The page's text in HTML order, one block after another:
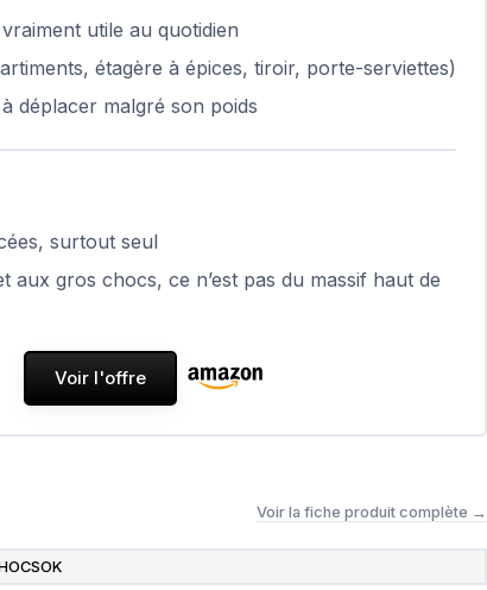
utile au quotidien
étagère à épices, tiroir, porte-serviettes)
déplacer malgré son poids
surtout seul
aux gros chocs, ce n’est pas du massif haut de
Voir l'offre
Voir la fiche produit complète →